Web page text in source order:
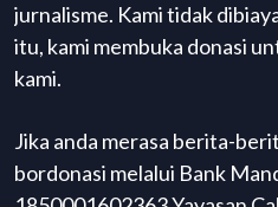
jurnalisme. Kami tidak
itu, kami membuka donasi
kami.
Jika anda merasa berita-
bordonasi melalui Bank